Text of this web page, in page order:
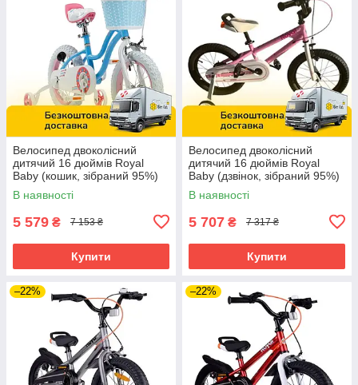
Велосипед двоколісний
дитячий 16 дюймів Royal
Baby (кошик, зібраний 95%)
Stargirl RB16G-1 З Синій
В наявності
5 579 ₴ 7 153 ₴
Купити
Велосипед двоколісний
дитячий 16 дюймів Royal
Baby (дзвінок, зібраний 95%)
7TH FREESTYLE RB16B-6P
Рожевий
В наявності
5 707 ₴ 7 317 ₴
Купити
–22% –22%